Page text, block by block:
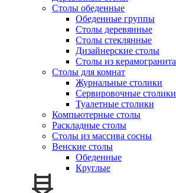
Столы обеденные
Обеденные группы
Столы деревянные
Столы стеклянные
Дизайнерские столы
Столы из керамогранита
Столы для комнат
Журнальные столики
Сервировочные столики
Туалетные столики
Компьютерные столы
Раскладные столы
Столы из массива сосны
Венские столы
Обеденные
Круглые